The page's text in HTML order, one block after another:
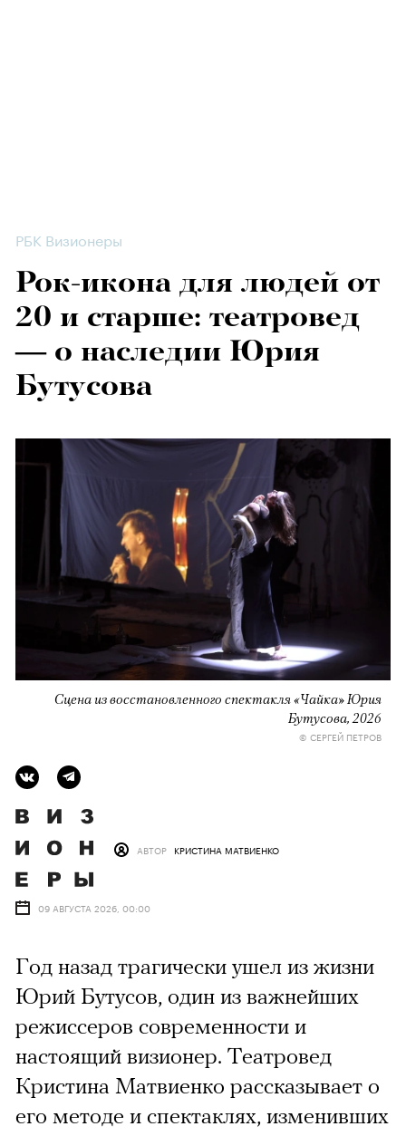
РБК Визионеры
Рок-икона для людей от
20 и старше: театровед
— о наследии Юрия
Бутусова
Сцена из восстановленного спектакля «Чайка» Юрия
Бутусова, 2026
© СЕРГЕЙ ПЕТРОВ
АВТОР КРИСТИНА МАТВИЕНКО
09 АВГУСТА 2026, 00:00
Год назад трагически ушел из жизни
Юрий Бутусов, один из важнейших
режиссеров современности и
настоящий визионер. Театровед
Кристина Матвиенко рассказывает о
его методе и спектаклях, изменивших